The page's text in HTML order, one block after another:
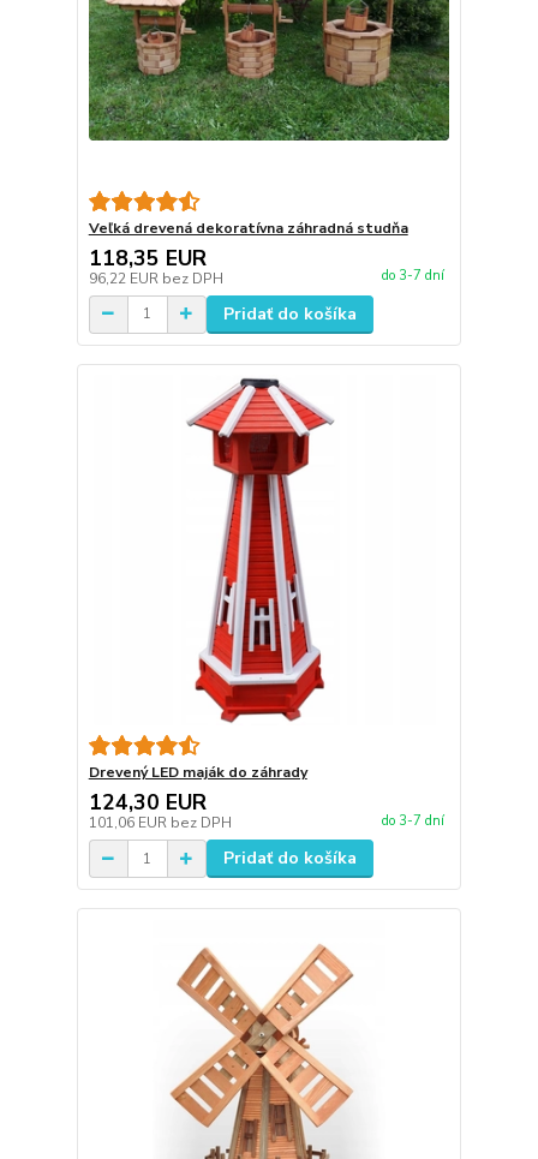
Veľká drevená dekoratívna záhradná studňa
118,35 EUR
96,22 EUR bez DPH do 3-7 dní
Pridať do košíka
Drevený LED maják do záhrady
124,30 EUR
101,06 EUR bez DPH do 3-7 dní
Pridať do košíka